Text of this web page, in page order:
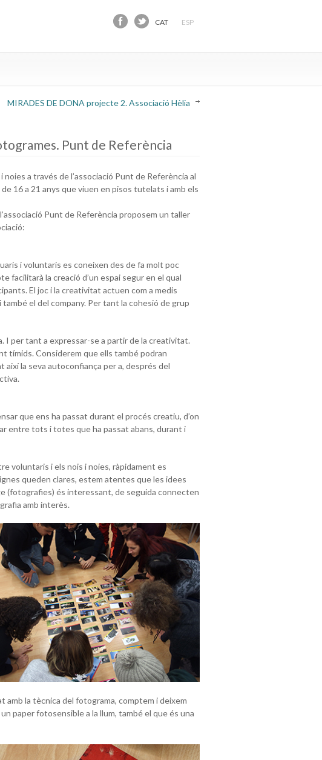
CAT ESP
MIRADES DE DONA projecte 2. Associació Hèlia
Punt de Referència
a través de l’associació Punt de Referència al
16 a 21 anys que viuen en pisos tutelats i amb els
Punt de Referència proposem un taller
i voluntaris es coneixen des de fa molt poc
facilitarà la creació d’un espai segur en el qual
El joc i la creativitat actuen com a medis
el del company. Per tant la cohesió de grup
I per tant a expressar-se a partir de la creativitat.
tímids. Considerem que ells també podran
la seva autoconfiança per a, després del
que ens ha passat durant el procés creatiu, d’on
entre tots i totes que ha passat abans, durant i
voluntaris i els nois i noies, ràpidament es
queden clares, estem atentes que les idees
(fotografies) és interessant, de seguida connecten
amb interès.
amb la tècnica del fotograma, comptem i deixem
paper fotosensible a la llum, també el que és una